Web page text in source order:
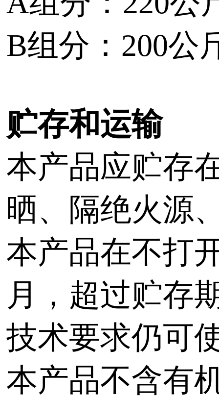
B组分：200公
贮存和运输
本产品应贮存
晒、隔绝火源
本产品在不打
月，超过贮存
技术要求仍可
本产品不含有